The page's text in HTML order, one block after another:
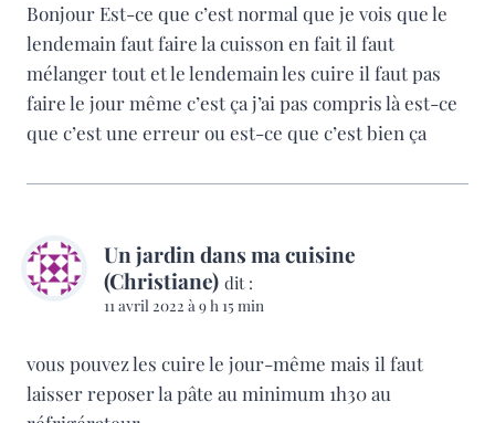
Bonjour Est-ce que c’est normal que je vois que le
lendemain faut faire la cuisson en fait il faut
mélanger tout et le lendemain les cuire il faut pas
faire le jour même c’est ça j’ai pas compris là est-ce
que c’est une erreur ou est-ce que c’est bien ça
Un jardin dans ma cuisine
(Christiane) dit :
11 avril 2022 à 9 h 15 min
vous pouvez les cuire le jour-même mais il faut
laisser reposer la pâte au minimum 1h30 au